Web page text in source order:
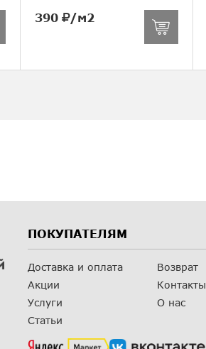
390 /м2
ПОКУПАТЕЛЯМ
Доставка и оплата
Акции
Услуги
Статьи
Возврат
Контакты
О нас